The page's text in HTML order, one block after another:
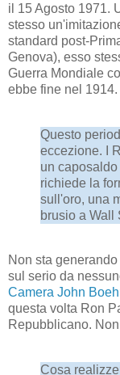
il 15 Agosto 1971.
stesso
standard post-
Genova), esso
Guerra Mondiale
ebbe fine nel 1914.
Questo
eccezione. I
un
richiede la
sull'oro, una
brusio a Wall
Non sta
sul serio da
Camera John
questa volta Ron
Repubblicano.
Cosa